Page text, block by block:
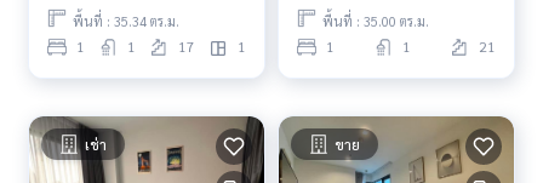
พื้นที่ : 35.34 ตร.ม.
1 1 17 1
พื้นที่ : 35.00 ตร.ม.
1 1 21
เช่า ขาย